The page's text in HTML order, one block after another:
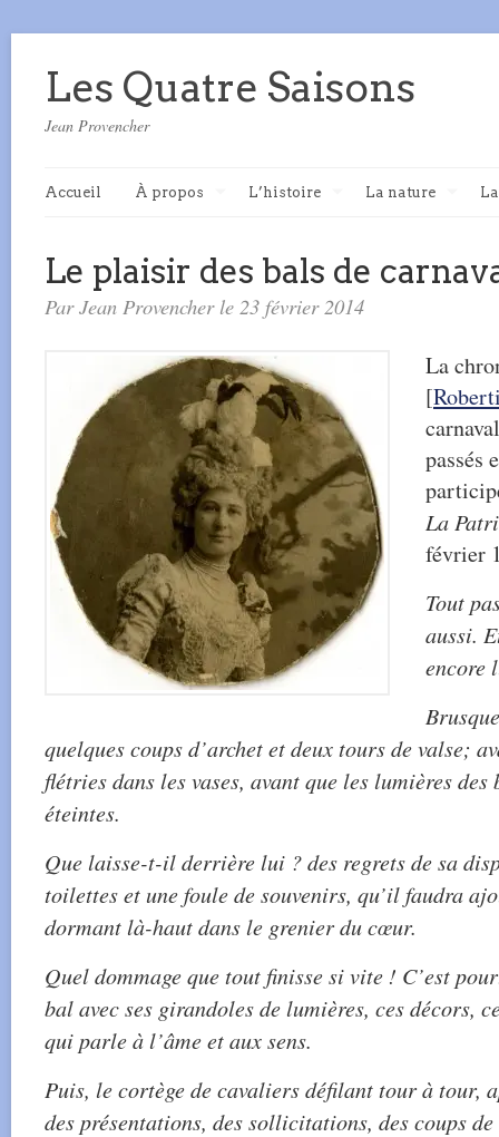
Les Quatre Saisons
Jean Provencher
Accueil À propos L’histoire La nature
Le plaisir des bals de
Par Jean Provencher le 23 février 2014
La
[
passés
La
février
Tout
aussi.
encore
quelques coups d’archet et deux tours de valse;
flétries dans les vases, avant que les lumières des
éteintes.
Que laisse-t-il derrière lui ? des regrets de sa
toilettes et une foule de souvenirs, qu’il faudra
dormant là-haut dans le grenier du cœur.
Quel dommage que tout finisse si vite ! C’est
bal avec ses girandoles de lumières, ces décors,
qui parle à l’âme et aux sens.
Puis, le cortège de cavaliers défilant tour à tour,
des présentations, des sollicitations, des coups